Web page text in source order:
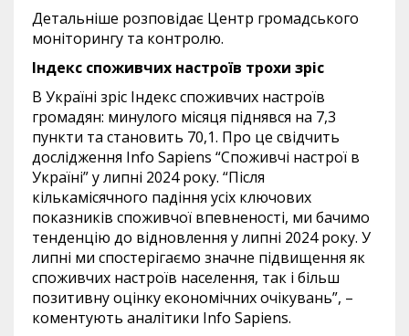
Детальніше розповідає Центр громадського
моніторингу та контролю.
Індекс споживчих настроїв трохи зріс
В Україні зріс Індекс споживчих настроїв
громадян: минулого місяця піднявся на 7,3
пункти та становить 70,1. Про це свідчить
дослідження Info Sapiens “Споживчі настрої в
Україні” у липні 2024 року. “Після
кількамісячного падіння усіх ключових
показників споживчої впевненості, ми бачимо
тенденцію до відновлення у липні 2024 року. У
липні ми спостерігаємо значне підвищення як
споживчих настроїв населення, так і більш
позитивну оцінку економічних очікувань”, –
коментують аналітики Info Sapiens.